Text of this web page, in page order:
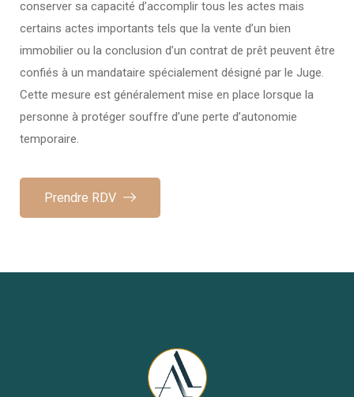
conserver sa capacité d’accomplir tous les actes mais
certains actes importants tels que la vente d’un bien
immobilier ou la conclusion d’un contrat de prêt peuvent être
confiés à un mandataire spécialement désigné par le Juge.
Cette mesure est généralement mise en place lorsque la
personne à protéger souffre d’une perte d’autonomie
temporaire.
Prendre RDV